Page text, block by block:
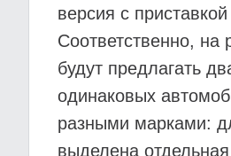
версия с
Соответственно, на
будут предлагать
одинаковых
разными марками:
выделена